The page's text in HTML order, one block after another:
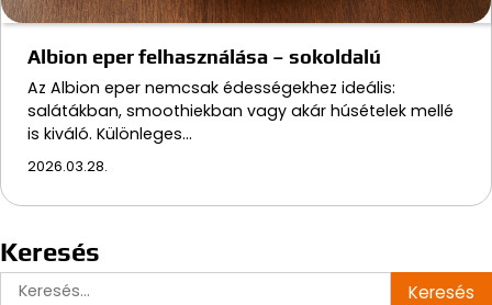
Albion eper felhasználása – sokoldalú
Az Albion eper nemcsak édességekhez ideális:
salátákban, smoothiekban vagy akár húsételek mellé
is kiváló. Különleges…
2026.03.28.
Keresés
Keresés: